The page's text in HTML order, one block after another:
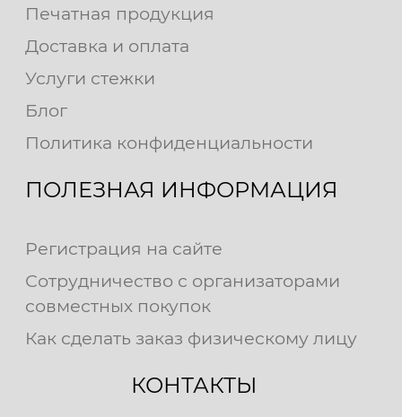
Печатная продукция
Доставка и оплата
Услуги стежки
Блог
Политика конфиденциальности
ПОЛЕЗНАЯ ИНФОРМАЦИЯ
Регистрация на сайте
Сотрудничество с организаторами
совместных покупок
Как сделать заказ физическому лицу
КОНТАКТЫ